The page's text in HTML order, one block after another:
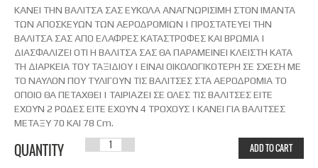
ΚΑΝΕΙ ΤΗΝ ΒΑΛΙΤΣΑ ΣΑΣ ΕΥΚΟΛΑ ΑΝΑΓΝΩΡΙΣΙΜΗ ΣΤΟΝ ΙΜΑΝΤΑ
ΤΩΝ ΑΠΟΣΚΕΥΩΝ ΤΩΝ ΑΕΡΟΔΡΟΜΙΩΝ | ΠΡΟΣΤΑΤΕΥΕΙ ΤΗΝ
ΒΑΛΙΤΣΑ ΣΑΣ ΑΠΟ ΕΛΑΦΡΕΣ ΚΑΤΑΣΤΡΟΦΕΣ ΚΑΙ ΒΡΩΜΙΑ |
ΔΙΑΣΦΑΛΙΖΕΙ ΟΤΙ Η ΒΑΛΙΤΣΑ ΣΑΣ ΘΑ ΠΑΡΑΜΕΙΝΕΙ ΚΛΕΙΣΤΗ ΚΑΤΑ
ΤΗ ΔΙΑΡΚΕΙΑ ΤΟΥ ΤΑΞΙΔΙΟΥ | ΕΙΝΑΙ ΟΙΚΟΛΟΓΙΚΟΤΕΡΗ ΣΕ ΣΧΕΣΗ ΜΕ
ΤΟ ΝΑΥΛΟΝ ΠΟΥ ΤΥΛΙΓΟΥΝ ΤΙΣ ΒΑΛΙΤΣΕΣ ΣΤΑ ΑΕΡΟΔΡΟΜΙΑ ΤΟ
ΟΠΟΙΟ ΘΑ ΠΕΤΑΧΘΕΙ | ΤΑΙΡΙΑΖΕΙ ΣΕ ΟΛΕΣ ΤΙΣ ΒΑΛΙΤΣΕΣ ΕΙΤΕ
ΕΧΟΥΝ 2 ΡΟΔΕΣ ΕΙΤΕ ΕΧΟΥΝ 4 ΤΡΟΧΟΥΣ | ΚΑΝΕΙ ΓΙΑ ΒΑΛΙΤΣΕΣ
ΜΕΤΑΞΥ 70 ΚΑΙ 78 Cm.
QUANTITY
SAMSONITE
ADD TO CART